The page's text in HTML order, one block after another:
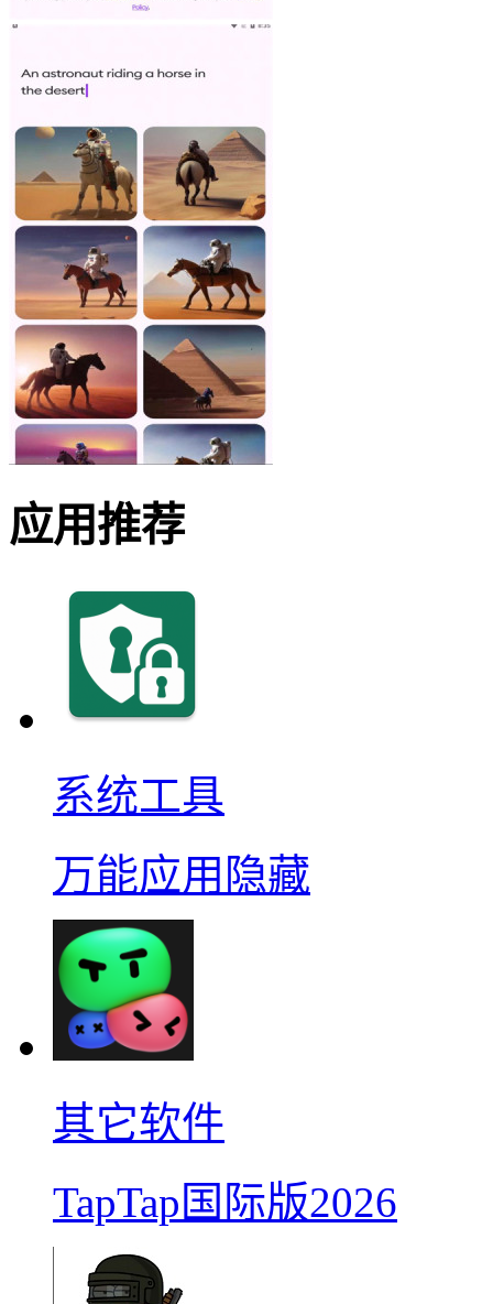
应用推荐
系统工具
万能应用隐藏
其它软件
TapTap国际版2026